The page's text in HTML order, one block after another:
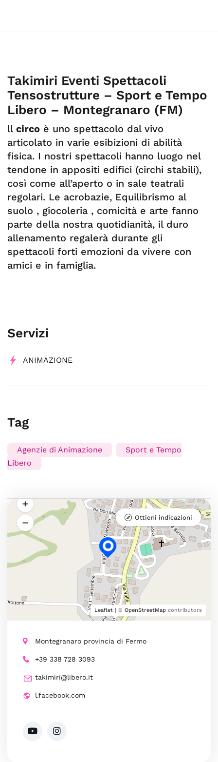
Takimiri Eventi Spettacoli
Tensostrutture – Sport e Tempo
Libero – Montegranaro (FM)
ll circo è uno spettacolo dal vivo
articolato in varie esibizioni di abilità
fisica. I nostri spettacoli hanno luogo nel
tendone in appositi edifici (circhi stabili),
così come all’aperto o in sale teatrali
regolari. Le acrobazie, Equilibrismo al
suolo , giocoleria , comicità e arte fanno
parte della nostra quotidianità, il duro
allenamento regalerà durante gli
spettacoli forti emozioni da vivere con
amici e in famiglia.
Servizi
ANIMAZIONE
Tag
Agenzie di Animazione
Sport e Tempo
Libero
Leaflet | © OpenStreetMap contributors
Ottieni indicazioni
Montegranaro provincia di Fermo
+39 338 728 3093
takimiri@libero.it
l.facebook.com